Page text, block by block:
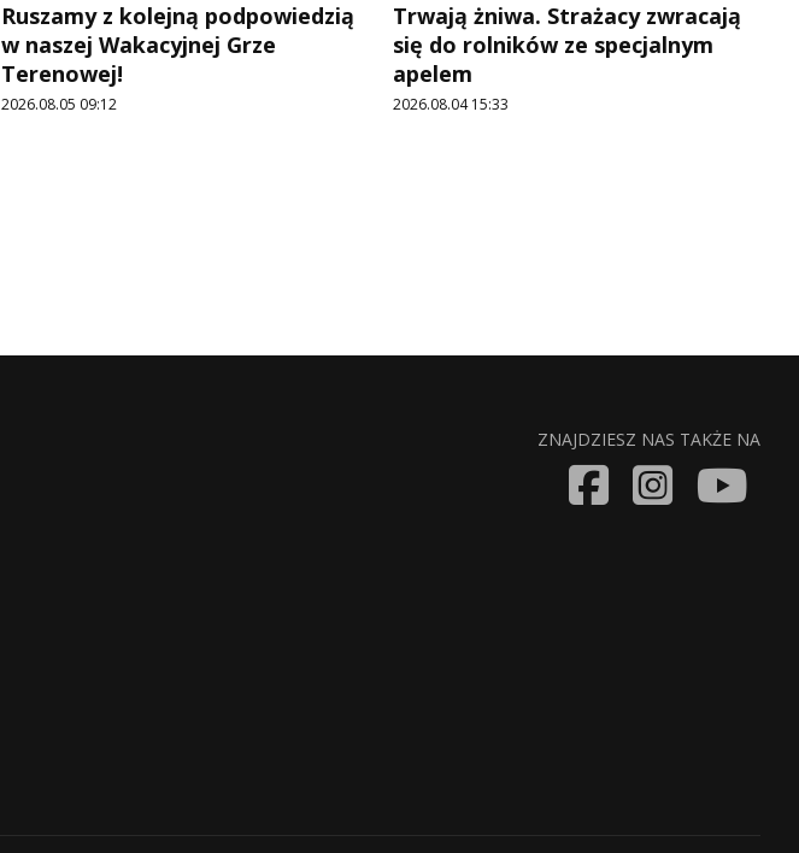
Ruszamy z kolejną podpowiedzią
w naszej Wakacyjnej Grze
Terenowej!
2026.08.05 09:12
Trwają żniwa. Strażacy zwracają
się do rolników ze specjalnym
apelem
2026.08.04 15:33
ZNAJDZIESZ NAS TAKŻE NA